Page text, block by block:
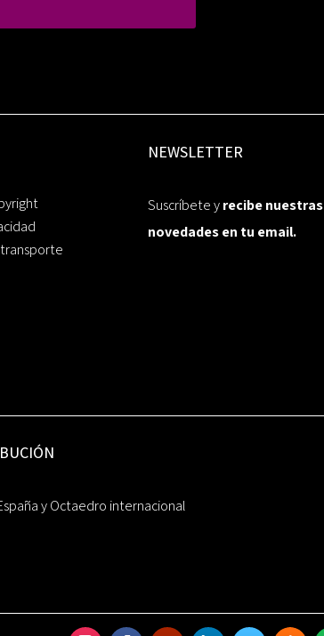
NEWSLETTER
Suscríbete yrecibe nuestras
novedades en tu email.
y Octaedro internacional